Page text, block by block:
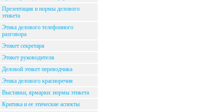
Презентация и нормы делового
этикета
Этика делового телефонного
разговора
Этикет секретаря
Этикет руководителя
Деловой этикет переводчика
Этика делового красноречия
Выставки, ярмарки: нормы этикета
Критика и ее этические аспекты